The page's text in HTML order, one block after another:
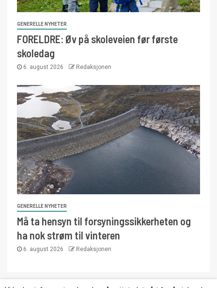
GENERELLE NYHETER
FORELDRE: Øv på skoleveien før første
skoledag
6. august 2026 Redaksjonen
GENERELLE NYHETER
Må ta hensyn til forsyningssikkerheten og
ha nok strøm til vinteren
6. august 2026 Redaksjonen